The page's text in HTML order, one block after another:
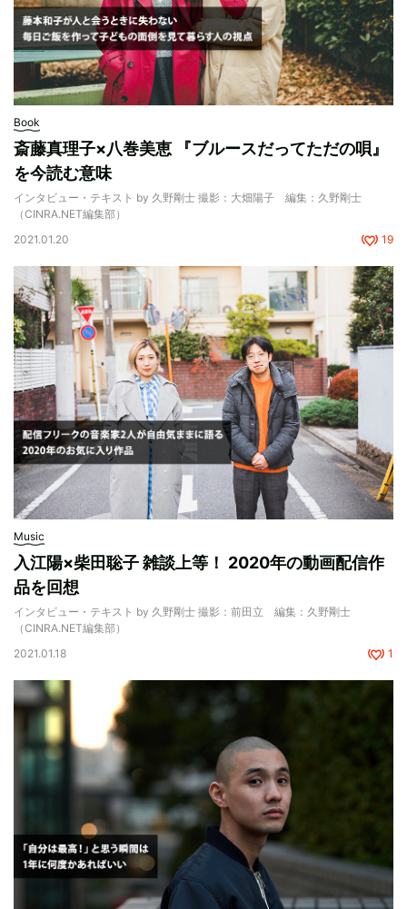
Book
斎藤真理子×八巻美恵 『ブルースだってただの唄』
を今読む意味
インタビュー・テキスト by 久野剛士 撮影：大畑陽子 編集：久野剛士
（CINRA.NET編集部）
2021.01.20
19
Music
入江陽×柴田聡子 雑談上等！ 2020年の動画配信作
品を回想
インタビュー・テキスト by 久野剛士 撮影：前田立 編集：久野剛士
（CINRA.NET編集部）
2021.01.18
1